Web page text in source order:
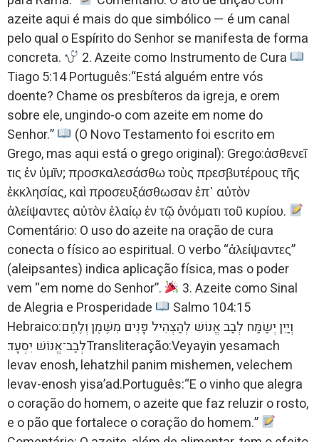
azeite aqui é mais do que simbólico — é um canal
pelo qual o Espírito do Senhor se manifesta de forma
concreta.
2. Azeite como Instrumento de Cura
Tiago 5:14 Português:“Está alguém entre vós
doente? Chame os presbíteros da igreja, e orem
sobre ele, ungindo-o com azeite em nome do
Senhor.”
(O Novo Testamento foi escrito em
Grego, mas aqui está o grego original): Grego:ἀσθενεῖ
τις ἐν ὑμῖν; προσκαλεσάσθω τοὺς πρεσβυτέρους τῆς
ἐκκλησίας, καὶ προσευξάσθωσαν ἐπ᾽ αὐτὸν
ἀλείψαντες αὐτὸν ἐλαίῳ ἐν τῷ ὀνόματι τοῦ κυρίου.
Comentário: O uso do azeite na oração de cura
conecta o físico ao espiritual. O verbo “ἀλείψαντες”
(aleipsantes) indica aplicação física, mas o poder
vem “em nome do Senhor”.
3. Azeite como Sinal
de Alegria e Prosperidade
Salmo 104:15
Hebraico:וְיַיִן יְשַׂמַּח לְבַב אֱנוֹשׁ לְהַצְהִיל פָּנִים מִשֶּׁמֶן וְלֶחֶם
לְבַב־אֱנוֹשׁ יִסְעָד׃Transliteração:Veyayin yesamach
levav enosh, lehatzhil panim mishemen, velechem
levav-enosh yisa’ad.Português:“E o vinho que alegra
o coração do homem, o azeite que faz reluzir o rosto,
e o pão que fortalece o coração do homem.”